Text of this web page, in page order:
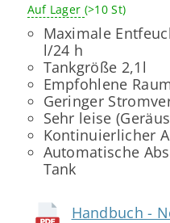
Auf Lager (>10 St)
Maximale
l/24 h
Tankgröße 2,1l
Empfohlene
Geringer
Sehr leise
Kontinuierlicher
Automatische
Tank
Handbuch -